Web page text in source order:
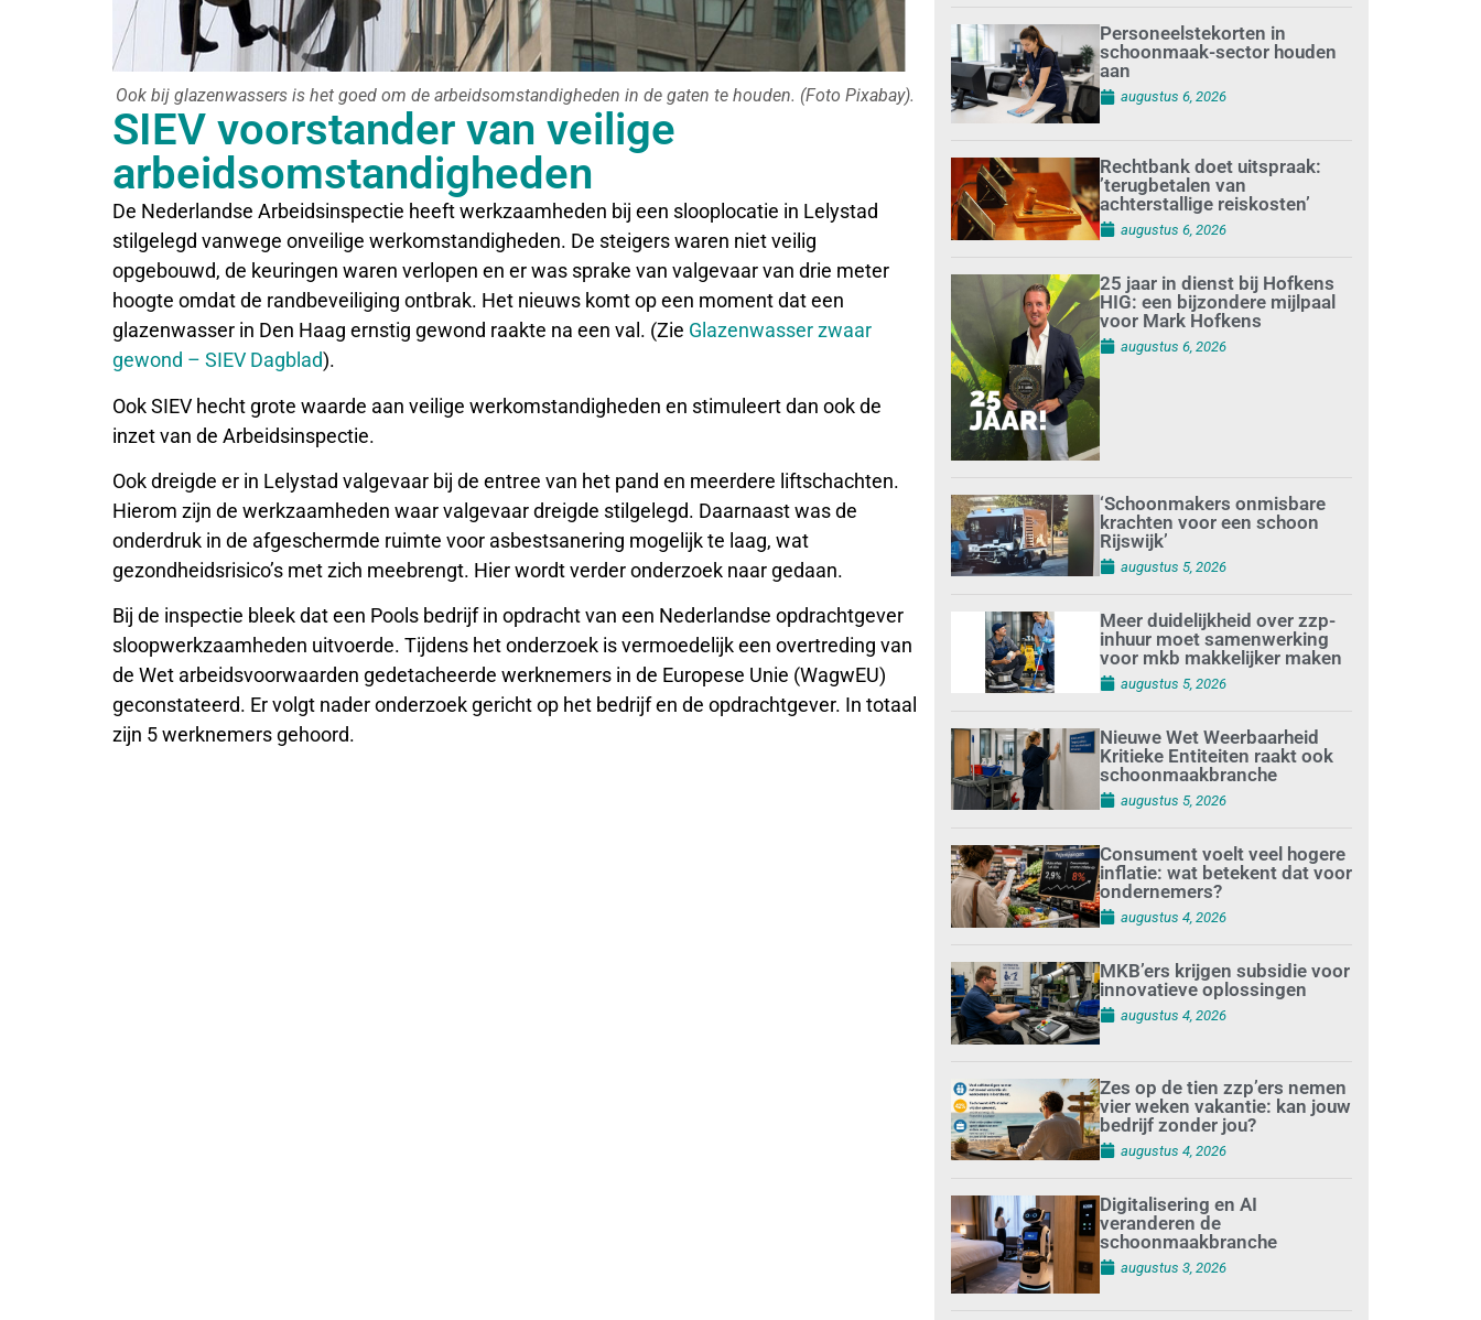
Ook bij glazenwassers is het goed om de arbeidsomstandigheden in de gaten te houden. (Foto Pixabay).
SIEV voorstander van veilige
arbeidsomstandigheden
De Nederlandse Arbeidsinspectie heeft werkzaamheden bij een slooplocatie in Lelystad
stilgelegd vanwege onveilige werkomstandigheden. De steigers waren niet veilig
opgebouwd, de keuringen waren verlopen en er was sprake van valgevaar van drie meter
hoogte omdat de randbeveiliging ontbrak. Het nieuws komt op een moment dat een
glazenwasser in Den Haag ernstig gewond raakte na een val. (Zie Glazenwasser zwaar
gewond – SIEV Dagblad).
Ook SIEV hecht grote waarde aan veilige werkomstandigheden en stimuleert dan ook de
inzet van de Arbeidsinspectie.
Ook dreigde er in Lelystad valgevaar bij de entree van het pand en meerdere liftschachten.
Hierom zijn de werkzaamheden waar valgevaar dreigde stilgelegd. Daarnaast was de
onderdruk in de afgeschermde ruimte voor asbestsanering mogelijk te laag, wat
gezondheidsrisico’s met zich meebrengt. Hier wordt verder onderzoek naar gedaan.
Bij de inspectie bleek dat een Pools bedrijf in opdracht van een Nederlandse opdrachtgever
sloopwerkzaamheden uitvoerde. Tijdens het onderzoek is vermoedelijk een overtreding van
de Wet arbeidsvoorwaarden gedetacheerde werknemers in de Europese Unie (WagwEU)
geconstateerd. Er volgt nader onderzoek gericht op het bedrijf en de opdrachtgever. In totaal
zijn 5 werknemers gehoord.
Personeelstekorten in
schoonmaak-sector houden
aan
augustus 6, 2026
Rechtbank doet uitspraak:
’terugbetalen van
achterstallige reiskosten’
augustus 6, 2026
25 jaar in dienst bij Hofkens
HIG: een bijzondere mijlpaal
voor Mark Hofkens
augustus 6, 2026
‘Schoonmakers onmisbare
krachten voor een schoon
Rijswijk’
augustus 5, 2026
Meer duidelijkheid over zzp-
inhuur moet samenwerking
voor mkb makkelijker maken
augustus 5, 2026
Nieuwe Wet Weerbaarheid
Kritieke Entiteiten raakt ook
schoonmaakbranche
augustus 5, 2026
Consument voelt veel hogere
inflatie: wat betekent dat voor
ondernemers?
augustus 4, 2026
MKB’ers krijgen subsidie voor
innovatieve oplossingen
augustus 4, 2026
Zes op de tien zzp’ers nemen
vier weken vakantie: kan jouw
bedrijf zonder jou?
augustus 4, 2026
Digitalisering en AI
veranderen de
schoonmaakbranche
augustus 3, 2026